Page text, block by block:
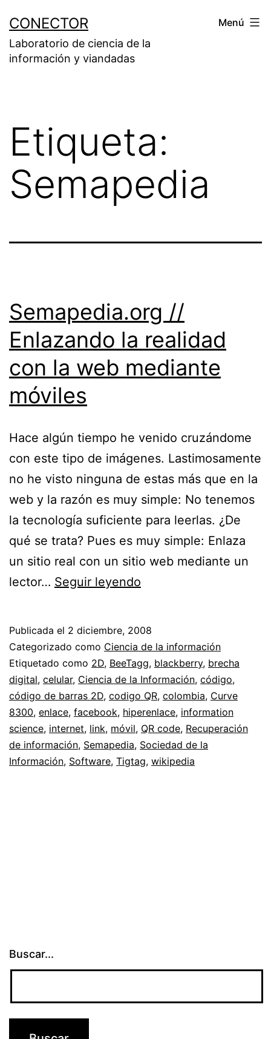
contenido
CONECTOR
Laboratorio de ciencia de la
información y viandadas
Menú
Etiqueta:
Semapedia
Semapedia.org //
Enlazando la realidad
con la web mediante
móviles
Hace algún tiempo he venido cruzándome
con este tipo de imágenes. Lastimosamente
no he visto ninguna de estas más que en la
web y la razón es muy simple: No tenemos
la tecnología suficiente para leerlas. ¿De
qué se trata? Pues es muy simple: Enlaza
un sitio real con un sitio web mediante un
lector… Seguir leyendo
la
realidad
con
la
web
mediante
móviles
Publicada el 2 diciembre, 2008
Categorizado como Ciencia de la información
Etiquetado como 2D, BeeTagg, blackberry, brecha
digital, celular, Ciencia de la Información, código,
código de barras 2D, codigo QR, colombia, Curve
8300, enlace, facebook, hiperenlace, information
science, internet, link, móvil, QR code, Recuperación
de información, Semapedia, Sociedad de la
Información, Software, Tigtag, wikipedia
Buscar...